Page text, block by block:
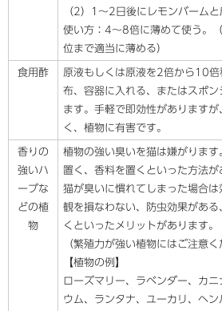
（2）1～2日後にレモンバームと
使い方：4～8倍に薄めて使う。
位まで適当に薄める）
食用酢
原液もしくは原液を2倍から10
布、容器に入れる、またはスポ
ます。手軽で即効性があります
く、植物に有害です。
香りの
強いハ
ーブな
どの植
物
植物の強い臭いを猫は嫌がりま
置く、香料を置くといった方法が
猫が臭いに慣れてしまった場合
観を損なわない、防虫効果があ
くといったメリットがあります。
（繁殖力が強い植物にはご注意く
【植物の例】
ローズマリー、ラベンダー、カ
ウム、ランタナ、ユーカリ、ヘン